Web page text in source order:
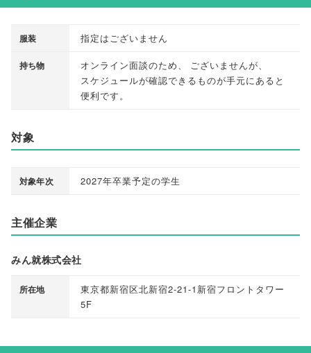
服装 指定はございません
持ち物 オンライン面談のため、 ございませんが、
スケジュールが確認できるものが手元にあると
便利です。
対象
対象年次 2027年卒業予定の学生
主催企業
みん就株式会社
所在地
東京都新宿区北新宿2-21-1新宿フロントタワー
5F